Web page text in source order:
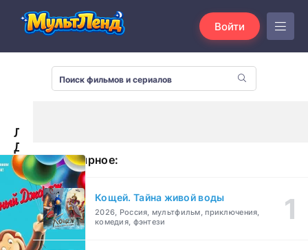
Войти
Любопытный
Джордж
(2006)Популярное:
Кощей. Тайна живой воды
2026, Россия, мультфильм, приключения,
комедия, фэнтези